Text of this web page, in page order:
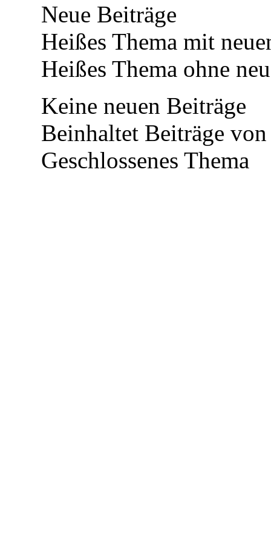
Neue Beiträge
Heißes Thema mit
Heißes Thema ohne
Keine neuen Beiträge
Beinhaltet Beiträge
Geschlossenes Thema